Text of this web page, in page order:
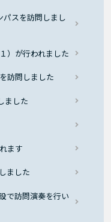
スを訪問しまし
）が行われました
訪問しました
ました
ます
ました
で訪問演奏を行い